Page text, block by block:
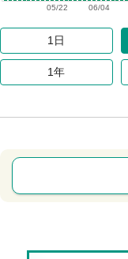
06/04
05/22
1日
1年